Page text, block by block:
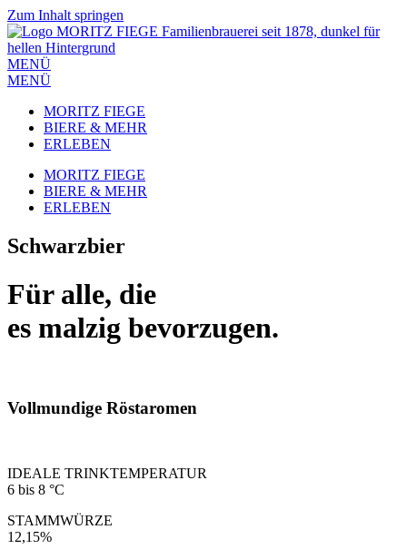
Zum Inhalt springen
MENÜ
MENÜ
MORITZ FIEGE
BIERE & MEHR
ERLEBEN
MORITZ FIEGE
BIERE & MEHR
ERLEBEN
Schwarzbier
Für alle, die
es malzig bevorzugen.
Vollmundige Röstaromen
IDEALE TRINKTEMPERATUR
6 bis 8 °C
STAMMWÜRZE
12,15%